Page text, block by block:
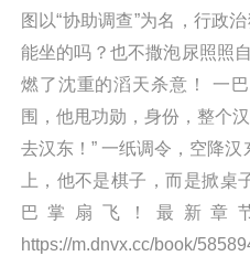
图以“协助调查”为名，行政
能坐的吗？也不撒泡尿照照
燃了沈重的滔天杀意！ 一
围，他甩功勋，身份，整个
去汉东！” 一纸调令，空降
上，他不是棋子，而是掀桌
巴掌扇飞！最新章
https://m.dnvx.cc/book/